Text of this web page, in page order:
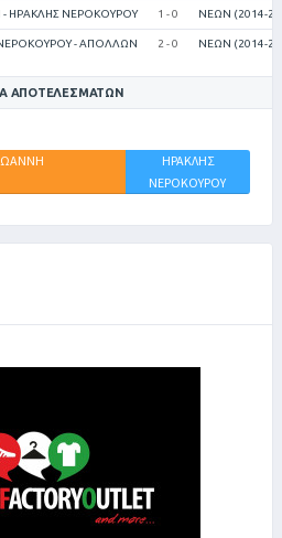
ΗΡΑΚΛΗΣ ΝΕΡΟΚΟΥΡΟΥ 1 - 0 ΝΕΩΝ (2014-
- ΑΠΟΛΛΩΝ 2 - 0 ΝΕΩΝ (2014-
ΑΠΟΤΕΛΕΣΜΆΤΩΝ
ΗΡΑΚΛΗΣ
ΝΕΡΟΚΟΥΡΟΥ